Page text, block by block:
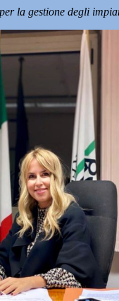
la gestione degli